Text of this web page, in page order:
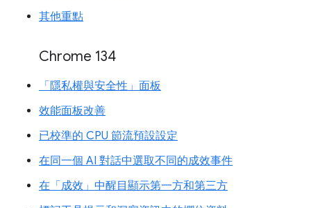
其他重點
Chrome 134
「隱私權與安全性」面板
效能面板改善
已校準的 CPU 節流預設設定
在同一個 AI 對話中選取不同的成效事件
在「成效」中醒目顯示第一方和第三方